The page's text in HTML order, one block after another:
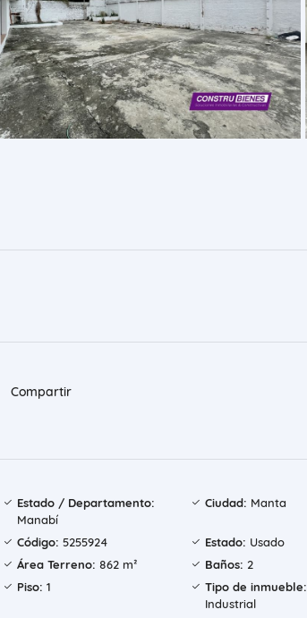
Compartir
Estado / Departamento:
Manabí
Ciudad: Manta
Código: 5255924 Estado: Usado
Área Terreno: 862 m² Baños: 2
Piso: 1 Tipo de inmueble:
Industrial